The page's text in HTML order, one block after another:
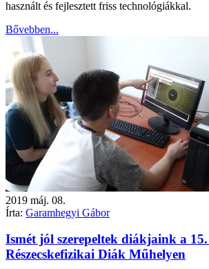
használt és fejlesztett friss technológiákkal.
Bővebben...
2019 máj. 08.
Írta: Garamhegyi Gábor
Ismét jól szerepeltek diákjaink a
Részecskefizikai Diák Műhelyen